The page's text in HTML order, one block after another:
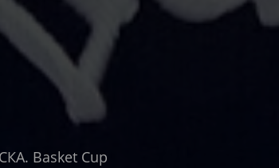
Basket Cup